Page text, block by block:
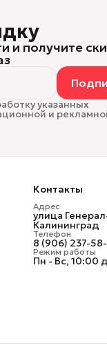
и получите
указанных
и
Контакты
Адрес
улица
Калининград
Телефон
8 (906) 237-
Режим работы
Пн - Вс, 10:00